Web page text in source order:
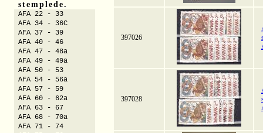
397026
397028
stemplede.
AFA 22 - 33
AFA 34 - 36C
AFA 37 - 39
AFA 40 - 46
AFA 47 - 48a
AFA 49 - 49a
AFA 50 - 53
AFA 54 - 56a
AFA 57 - 59
AFA 60 - 62a
AFA 63 - 67
AFA 68 - 70a
AFA 71 - 74